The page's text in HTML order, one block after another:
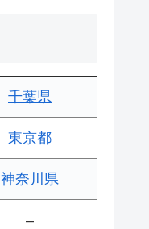
千葉県
東京都
神奈川県
–